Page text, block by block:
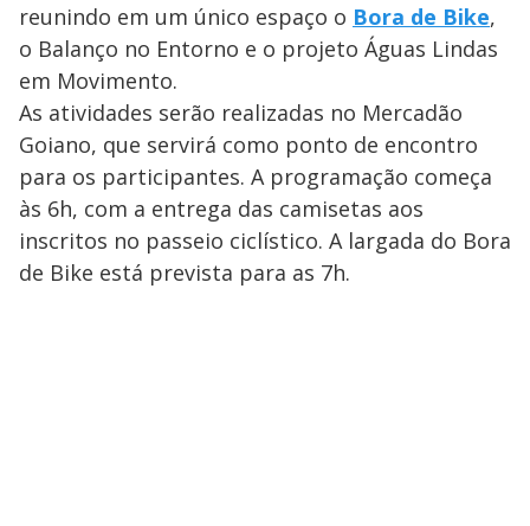
reunindo em um único espaço o Bora de Bike,
o Balanço no Entorno e o projeto Águas Lindas
em Movimento.
As atividades serão realizadas no Mercadão
Goiano, que servirá como ponto de encontro
para os participantes. A programação começa
às 6h, com a entrega das camisetas aos
inscritos no passeio ciclístico. A largada do Bora
de Bike está prevista para as 7h.